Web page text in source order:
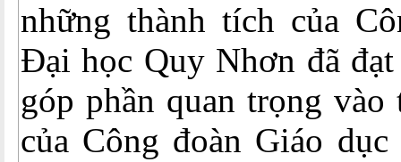
những thành tích của
Đại học Quy Nhơn đã
góp phần quan trọng vào
của Công đoàn Giáo